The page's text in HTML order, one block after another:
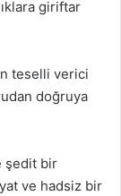
giriftar
teselli verici
doğruya
şedit bir
ve hadsiz bir